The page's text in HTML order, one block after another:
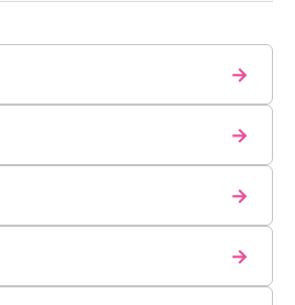
→
→
→
→